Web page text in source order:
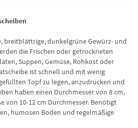
breitblättrige, dunkelgrüne Gewürz- und
die Frischen oder getrockneten
Suppen, Gemüse, Rohkost oder
ist schnell und mit wenig
Topf zu legen, anzudrücken und
haben einen Durchmesser von 8 cm,
von 10-12 cm Durchmesser. Benötigt
humosen Boden und regelmäßige